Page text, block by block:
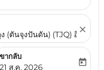
(ตันจุงปันดัน) (TJQ) อินโดนีเ
close
aria-label
ขากลับ
fc-booking-return-date-
21 ส.ค. 2026
today